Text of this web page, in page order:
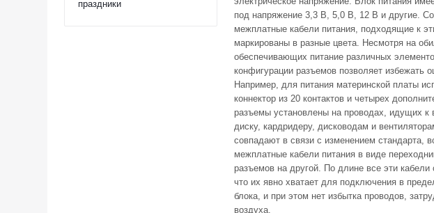
праздники
под напряжение 3,3 В, 5,0 В, 12 В и другие.
межплатные кабели питания, подходящие к
маркированы в разные цвета. Несмотря на
обеспечивающих питание различных
конфигурации разъемов позволяет избежать
Например, для питания материнской платы
коннектор из 20 контактов и четырех
разъемы установлены на проводах, идущих к
диску, кардридеру, дисководам и
совпадают в связи с изменением стандарта,
межплатные кабели питания в виде
разъемов на другой. По длине все эти кабели
что их явно хватает для подключения в
блока, и при этом нет избытка проводов,
воздуха.